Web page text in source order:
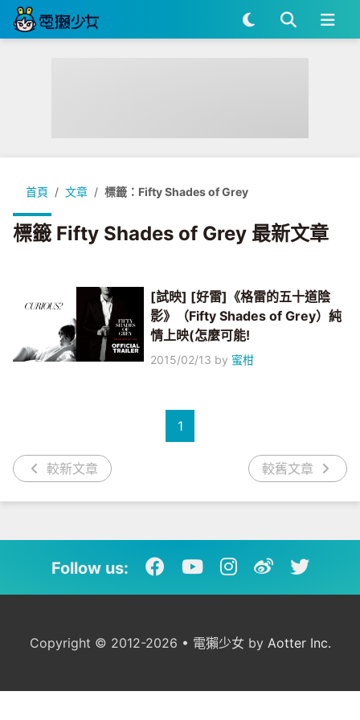
首頁 文章 標籤：Fifty Shades of Grey
標籤 Fifty Shades of Grey 最新文章
[試映] [好雷]《格雷的五十道陰
影》（Fifty Shades of Grey）純
情上映(怎麼可能!
2015/02/13 by 蜜柑
較新文章
1
較舊文章
Follow us:
Copyright © 2012-2026 • 電獺少女 by Aotter Inc.